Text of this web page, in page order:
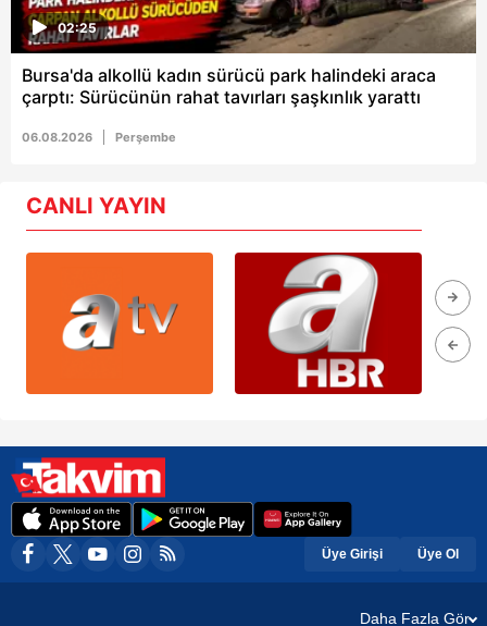
02:25
Bursa'da alkollü kadın sürücü park halindeki araca
çarptı: Sürücünün rahat tavırları şaşkınlık yarattı
06.08.2026 Perşembe
CANLI YAYIN
Üye Girişi Üye Ol
Daha Fazla Gör